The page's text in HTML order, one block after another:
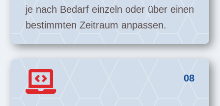
je nach Bedarf einzeln oder über einen
bestimmten Zeitraum anpassen.
08
